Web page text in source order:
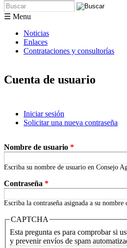
Formulario de búsqueda
Buscar
☰ Menu
Noticias
Enlaces
Contrataciones y consultorías
Cuenta de usuario
Solapas principales
Iniciar sesión
Solicitar una nueva contraseña
Nombre de usuario *
Escriba su nombre de usuario en Consejo
Contraseña *
Escriba la contraseña asignada a su nombre
CAPTCHA
Esta pregunta es para comprobar si
y prevenir envíos de spam